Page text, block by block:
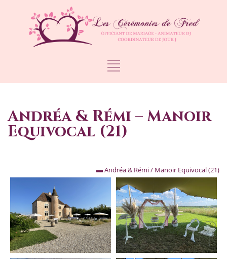
Andréa & Rémi – Manoir
Equivocal (21)
▬ Andréa & Rémi / Manoir Equivocal (21)